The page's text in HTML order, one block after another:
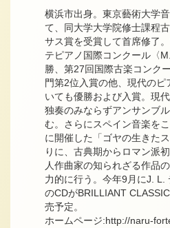
横浜市出身。東京藝術大学
て、同大学大学院修士課程
サス賞を受賞して首席修了
テピアノ国際コンクール〈
勝、第27回国際古楽コンク
門第2位入賞の他、現代のピ
いても優勝および入賞。現
独奏のみならずアンサンブ
む。さらにスペイン音楽を
に開催した「ゴヤの生きた
りに、古典期からロマン派
人作曲家の知られざる作品
力的に行う。今年9月にJ. L.
のCDがBRILLIANT
売予定。
ホームページ:http://naru-